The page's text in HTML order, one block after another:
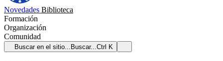
Novedades Biblioteca
Formación
Organización
Comunidad
Buscar en el sitio... Buscar...Ctrl K